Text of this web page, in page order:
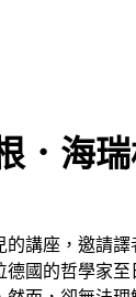
．海
講座，邀請
國的哲學家